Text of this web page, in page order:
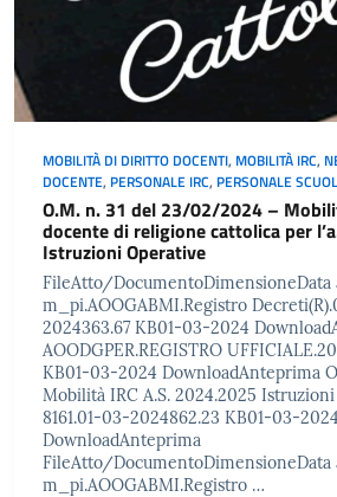
MOBILITÀ DI DIRITTO DOCENTI, MOBILITÀ IRC,
DOCENTE, PERSONALE IRC, PERSONALE
O.M. n. 31 del 23/02/2024 –
docente di religione cattolica per
Istruzioni Operative
FileAtto/DocumentoDimensioneData
m_pi.AOOGABMI.Registro
2024363.67 KB01-03-2024
AOODGPER.REGISTRO
KB01-03-2024 DownloadAnteprima
Mobilità IRC A.S. 2024.2025
8161.01-03-2024862.23 KB01-03-2024
DownloadAnteprima
FileAtto/DocumentoDimensioneData
m_pi.AOOGABMI.Registro …